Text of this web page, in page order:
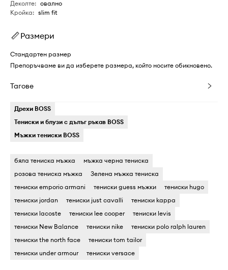
Деколте: овално
Кройка: slim fit
Размери
Стандартен размер
Препоръчваме ви да изберете размера, който носите обикновено.
Тагове
Дрехи BOSS
Тениски и блузи с дълъг ръкав BOSS
Мъжки тениски BOSS
бяла тениска мъжка
мъжка черна тениска
розова тениска мъжка
Зелена мъжка тениска
тениски emporio armani
тениски guess мъжки
тениски hugo
тениски jordan
тениски just cavalli
тениски kappa
тениски lacoste
тениски lee cooper
тениски levis
тениски New Balance
тениски nike
тениски polo ralph lauren
тениски the north face
тениски tom tailor
тениски under armour
тениски versace